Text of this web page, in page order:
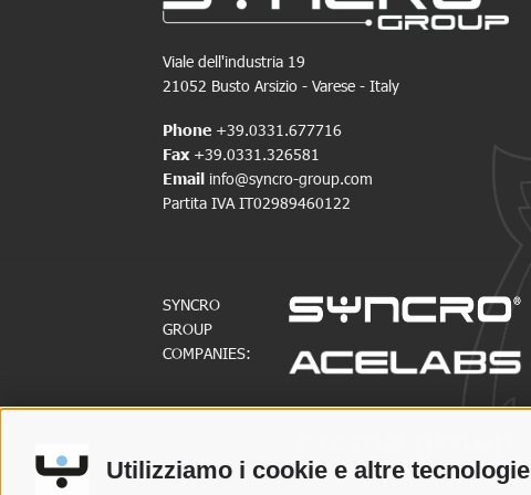
Utilizziamo i cookie e altre tecnologie
Viale dell'industria 19
21052 Busto Arsizio - Varese - Italy
Phone +39.0331.677716
Fax+39.0331.326581
Email info@syncro-group.com
Partita IVA IT02989460122
SYNCRO
GROUP
COMPANIES:
PARTNERS: